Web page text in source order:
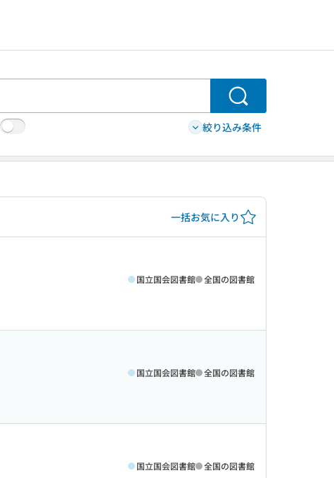
検索
絞り込み条件
一括お気に入り
国立国会図書館 全国の図書館
国立国会図書館 全国の図書館
国立国会図書館 全国の図書館